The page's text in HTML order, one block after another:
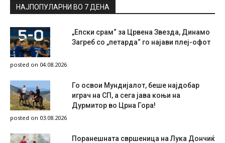
НАЈПОПУЛАРНИ ВО 7 ДЕНА
„Епски срам“ за Црвена Звезда, Динамо
Загреб со „петарда“ го најави плеј-офот
posted on 04.08.2026
Го освои Мундијалот, беше најдобар
играч на СП, а сега јава коњи на
Дурмитор во Црна Гора!
posted on 03.08.2026
Поранешната свршеница на Лука Дончиќ